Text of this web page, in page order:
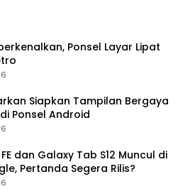
Ponsel Layar Lipat
Siapkan Tampilan Bergaya
Ponsel Android
dan Galaxy Tab S12 Muncul di
Pertanda Segera Rilis?